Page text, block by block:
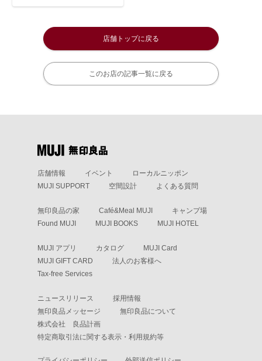
店舗トップに戻る
このお店の記事一覧に戻る
店舗情報 イベント
ローカルニッポン
MUJI SUPPORT
空間設計 よくある質問
無印良品の家 Café&Meal MUJI
キャンプ場
Found MUJI
MUJI BOOKS MUJI HOTEL
MUJI アプリ カタログ
MUJI Card
MUJI GIFT CARD
法人のお客様へ
Tax-free Services
ニュースリリース
採用情報
無印良品メッセージ
無印良品について
株式会社 良品計画
特定商取引法に関する表示・利用規約等